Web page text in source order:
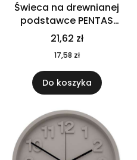
Świeca na drewnianej
podstawce PENTAS
MO6282-40
21,62 zł
17,58 zł
Do koszyka